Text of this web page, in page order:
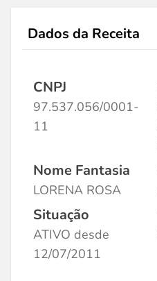
Dados da Receita
CNPJ
97.537.056/0001-
11
Nome Fantasia
LORENA ROSA
Situação
ATIVO desde
12/07/2011